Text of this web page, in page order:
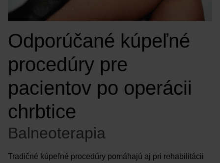
Odporúčané kúpeľné
procedúry pre
pacientov po operácii
chrbtice
Balneoterapia
Tradičné kúpeľné procedúry pomáhajú aj pri rehabilitácii